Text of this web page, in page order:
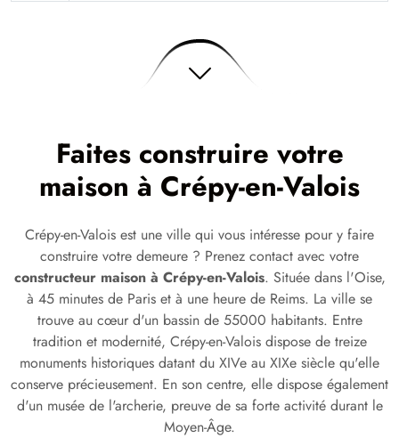
Faites construire votre
maison à Crépy-en-Valois
Crépy-en-Valois est une ville qui vous intéresse pour y faire
construire votre demeure ? Prenez contact avec votre
constructeur maison à Crépy-en-Valois. Située dans l'Oise,
à 45 minutes de Paris et à une heure de Reims. La ville se
trouve au cœur d'un bassin de 55000 habitants. Entre
tradition et modernité, Crépy-en-Valois dispose de treize
monuments historiques datant du XIVe au XIXe siècle qu'elle
conserve précieusement. En son centre, elle dispose également
d'un musée de l'archerie, preuve de sa forte activité durant le
Moyen-Âge.